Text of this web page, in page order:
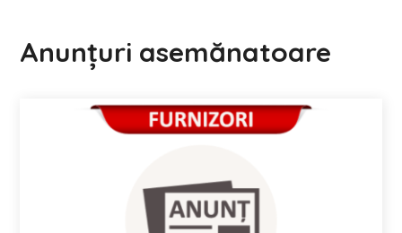
Anunțuri asemănatoare